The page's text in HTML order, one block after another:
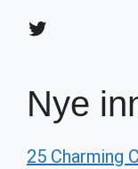
Twitter
Nye
25 Charming